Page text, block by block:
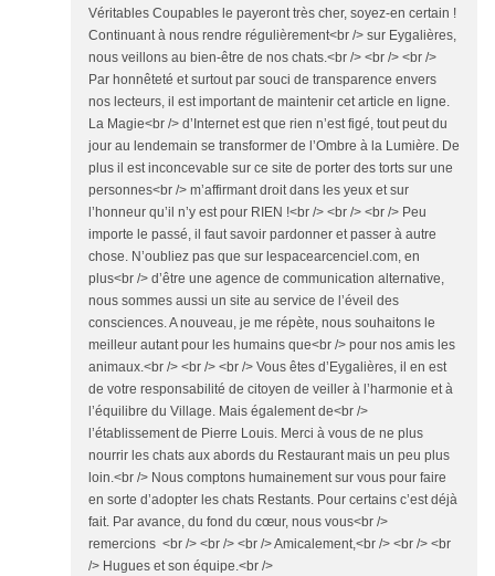
Véritables Coupables le payeront très cher, soyez-en certain !
Continuant à nous rendre régulièrement<br /> sur Eygalières,
nous veillons au bien-être de nos chats.<br /> <br /> <br />
Par honnêteté et surtout par souci de transparence envers
nos lecteurs, il est important de maintenir cet article en ligne.
La Magie<br /> d’Internet est que rien n’est figé, tout peut du
jour au lendemain se transformer de l’Ombre à la Lumière. De
plus il est inconcevable sur ce site de porter des torts sur une
personnes<br /> m’affirmant droit dans les yeux et sur
l’honneur qu’il n’y est pour RIEN !<br /> <br /> <br /> Peu
importe le passé, il faut savoir pardonner et passer à autre
chose. N’oubliez pas que sur lespacearcenciel.com, en
plus<br /> d’être une agence de communication alternative,
nous sommes aussi un site au service de l’éveil des
consciences. A nouveau, je me répète, nous souhaitons le
meilleur autant pour les humains que<br /> pour nos amis les
animaux.<br /> <br /> <br /> Vous êtes d’Eygalières, il en est
de votre responsabilité de citoyen de veiller à l’harmonie et à
l’équilibre du Village. Mais également de<br />
l’établissement de Pierre Louis. Merci à vous de ne plus
nourrir les chats aux abords du Restaurant mais un peu plus
loin.<br /> Nous comptons humainement sur vous pour faire
en sorte d’adopter les chats Restants. Pour certains c’est déjà
fait. Par avance, du fond du cœur, nous vous<br />
remercions <br /> <br /> <br /> Amicalement,<br /> <br /> <br
/> Hugues et son équipe.<br />